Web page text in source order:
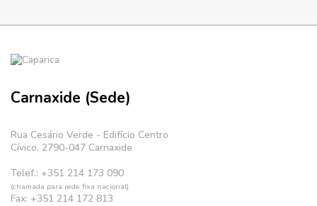
Carnaxide (Sede)
Rua Cesário Verde - Edifício Centro
Cívico, 2790-047 Carnaxide
Telef.: +351 214 173 090
(chamada para rede fixa nacional)
Fax: +351 214 172 813